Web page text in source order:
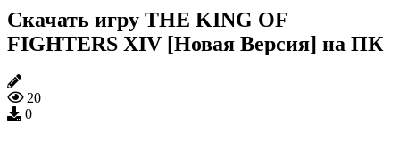
Скачать игру THE KING OF
FIGHTERS XIV [Новая Версия] на ПК
20
0